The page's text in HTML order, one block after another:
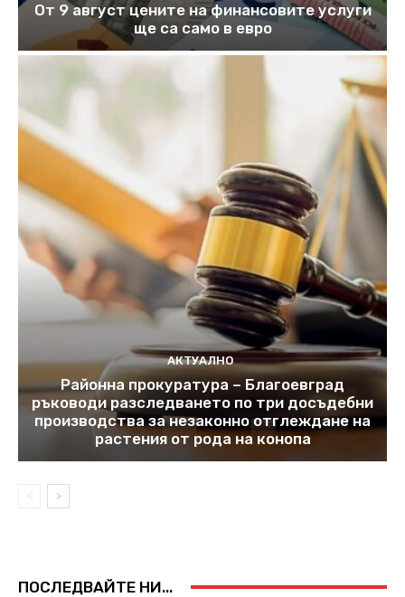
От 9 август цените на финансовите услуги
ще са само в евро
АКТУАЛНО
Районна прокуратура – Благоевград
ръководи разследването по три досъдебни
производства за незаконно отглеждане на
растения от рода на конопа
ПОСЛЕДВАЙТЕ НИ...